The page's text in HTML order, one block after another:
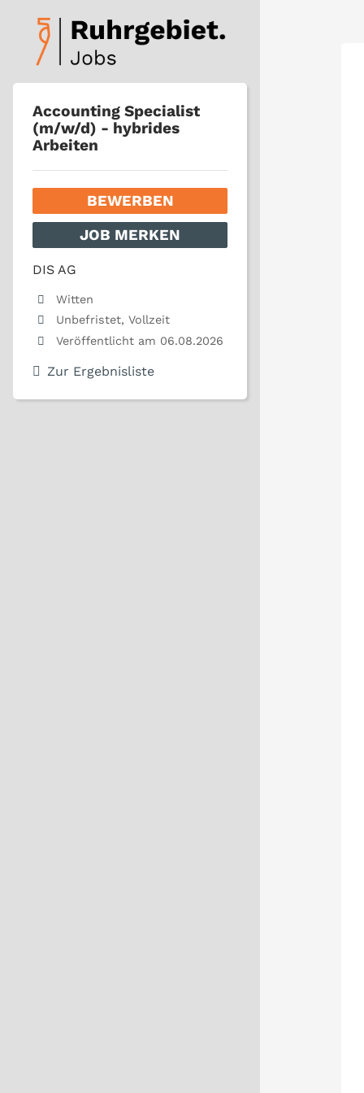
Accounting Specialist
(m/w/d) - hybrides
Arbeiten
BEWERBEN
JOB MERKEN
DIS AG
Witten
Unbefristet, Vollzeit
Veröffentlicht am 06.08.2026
Zur Ergebnisliste